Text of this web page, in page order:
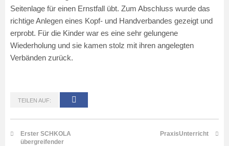
Seitenlage für einen Ernstfall übt. Zum Abschluss wurde das
richtige Anlegen eines Kopf- und Handverbandes gezeigt und
erprobt. Für die Kinder war es eine sehr gelungene
Wiederholung und sie kamen stolz mit ihren angelegten
Verbänden zurück.
TEILEN AUF:
Erster SCHKOLA
übergreifender
PraxisUnterricht